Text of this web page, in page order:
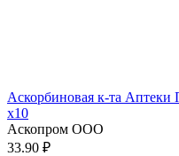
Аскорбиновая к-та
x10
Аскопром ООО
33.90 ₽